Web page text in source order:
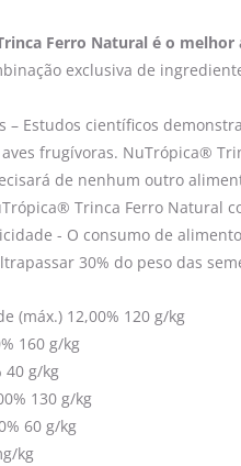
Ferro Natural é o
exclusiva de
– Estudos científicos
frugívoras. NuTrópica®
de nenhum outro
Trinca Ferro Natural
- O consumo de
30% do peso das
(máx.) 12,00% 120 g/kg
160 g/kg
40 g/kg
130 g/kg
60 g/kg
kg